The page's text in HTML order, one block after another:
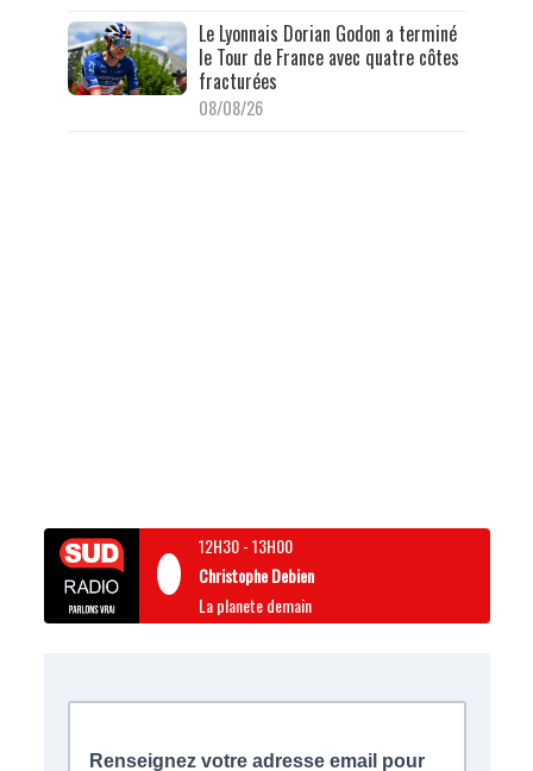
Le Lyonnais Dorian Godon a terminé
le Tour de France avec quatre côtes
fracturées
08/08/26
12H30-13H00
Christophe Debien
La planete demain